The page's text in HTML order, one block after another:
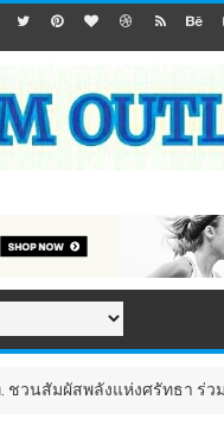
งแห่งศรัทธา ร่วมงาน "ห่มผ้า